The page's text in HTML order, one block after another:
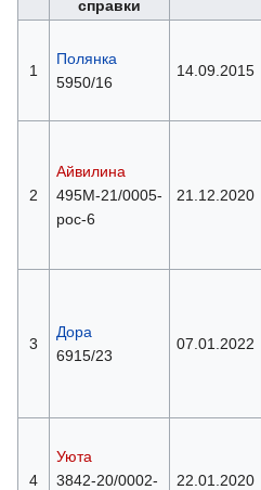
справки
1
Полянка
5950/16
14.09.2015
2
Айвилина
495М-21/0005-
рос-6
21.12.2020
3
Дора
6915/23
07.01.2022
4
Уюта
3842-20/0002-
22.01.2020